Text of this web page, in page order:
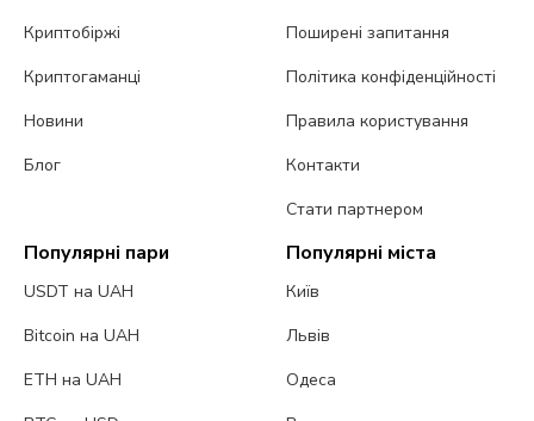
Криптобіржі
Криптогаманці
Новини
Блог
Поширені запитання
Політика конфіденційності
Правила користування
Контакти
Стати партнером
Популярні пари
USDT на UAH
Bitcoin на UAH
ETH на UAH
Популярні міста
Київ
Львів
Одеса